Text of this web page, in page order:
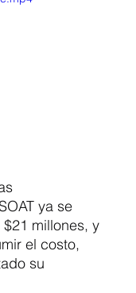
ya se
millones, y
el costo,
su